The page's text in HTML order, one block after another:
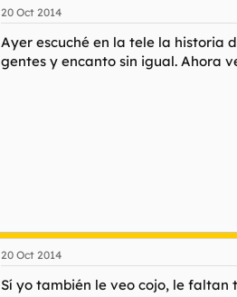
20 Oct 2014
Ayer escuché en la tele la historia
gentes y encanto sin igual. Ahora
20 Oct 2014
Sí yo también le veo cojo, le faltan